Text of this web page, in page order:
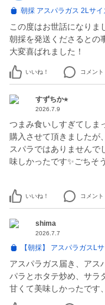
朝採 アスパラガス 2Lサイ
この度はお世話になりま
朝採を発送くださるとの
大変喜ばれました！
いいね！ コメント
すずちか⭐︎
2026.7.9
つまみ食いしすぎてしま
購入させて頂きましたが
スパラではありませんで
味しかったです✨ごちそ
いいね！ コメント
shima
2026.7.7
【朝採】 アスパラガスL
アスパラガス届き、アス
パラとホタテ炒め、サラ
甘くて美味しかったです